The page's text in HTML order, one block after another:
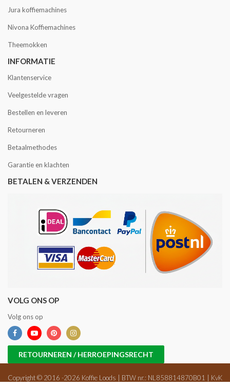
Jura koffiemachines
Nivona Koffiemachines
Theemokken
INFORMATIE
Klantenservice
Veelgestelde vragen
Bestellen en leveren
Retourneren
Betaalmethodes
Garantie en klachten
BETALEN & VERZENDEN
VOLG ONS OP
Volg ons op
RETOURNEREN / HERROEPINGSRECHT
Copyright © 2016 -2026 Koffie Loods | BTW nr.: NL858814870B01 | KvK